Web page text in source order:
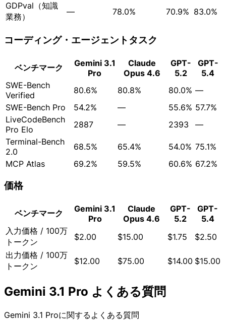
GDPval（知識
業務）
— 78.0% 70.9% 83.0%
コーディング・エージェントタスク
ベンチマーク
Gemini 3.1
Pro
Claude
Opus 4.6
GPT-
5.2
GPT-
5.4
SWE-Bench
Verified
80.6% 80.8% 80.0% —
SWE-Bench Pro
54.2% — 55.6% 57.7%
LiveCodeBench
Pro Elo
2887 — 2393
—
Terminal-Bench
2.0
68.5% 65.4% 54.0% 75.1%
MCP Atlas
69.2% 59.5% 60.6% 67.2%
価格
ベンチマーク
Gemini 3.1
Pro
Claude
Opus 4.6
GPT-
5.2
GPT-
5.4
入力価格 / 100万
トークン
$2.00 $15.00 $1.75
$2.50
出力価格 / 100万
トークン
$12.00 $75.00 $14.00 $15.00
Gemini 3.1 Pro よくある質問
Gemini 3.1 Proに関するよくある質問